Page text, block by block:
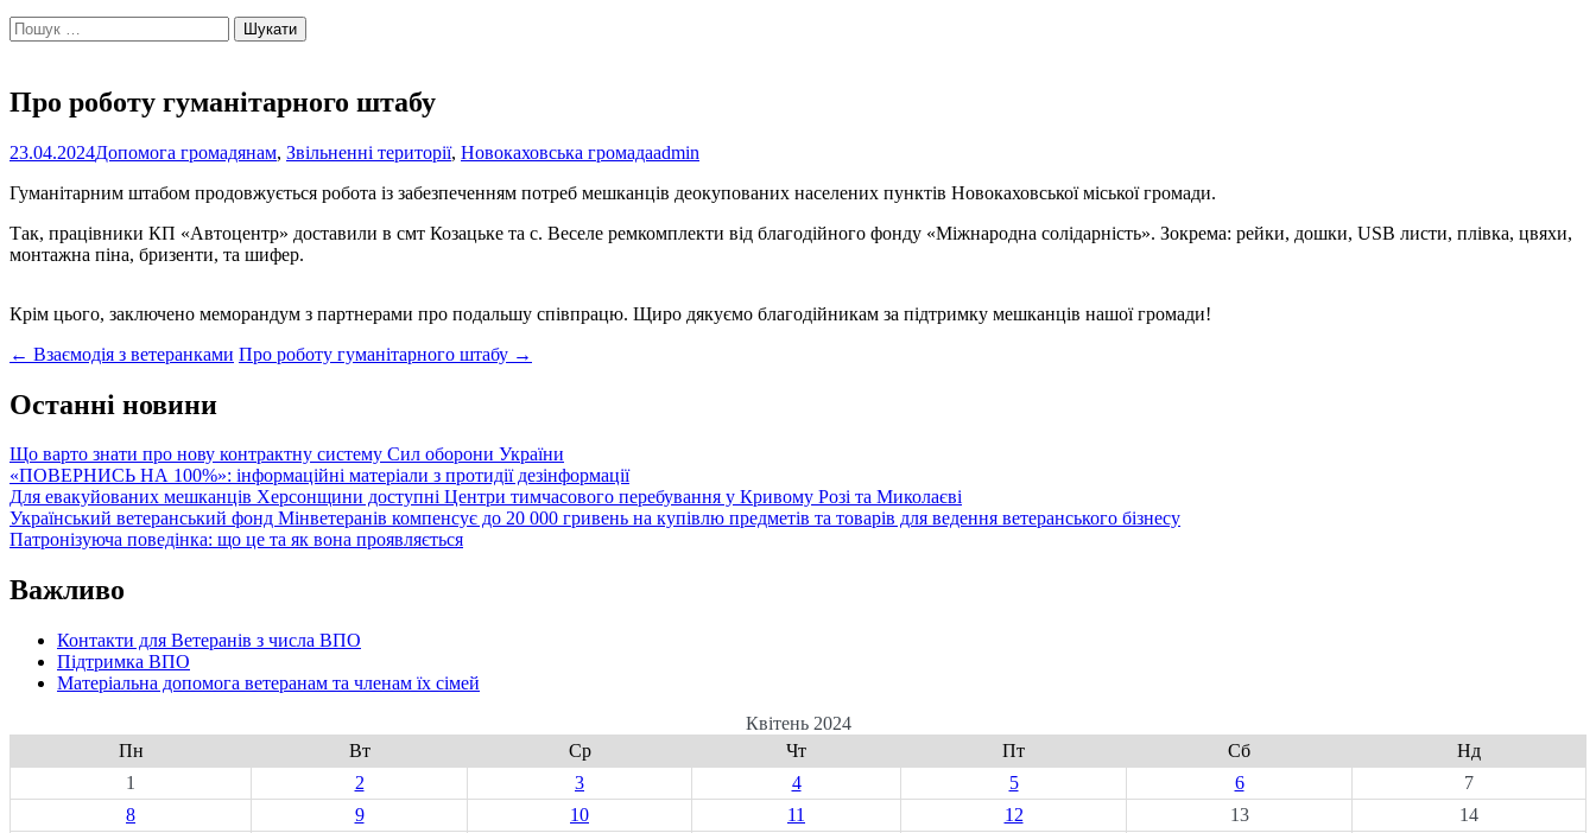
Пошук:
Про роботу гуманітарного штабу
23.04.2024Допомога громадянам, Звільненні території, Новокаховська громадаadmin
Гуманітарним штабом продовжується робота із забезпеченням потреб мешканців деокупованих населених пунктів Новокаховської міської громади.
Так, працівники КП «Автоцентр» доставили в смт Козацьке та с. Веселе ремкомплекти від благодійного фонду «Міжнародна солідарність». Зокрема: рейки, дошки, USB листи, плівка, цвяхи,
монтажна піна, бризенти, та шифер.
Крім цього, заключено меморандум з партнерами про подальшу співпрацю. Щиро дякуємо благодійникам за підтримку мешканців нашої громади!
Post
navigation
← Взаємодія з ветеранками Про роботу гуманітарного штабу →
Останні новини
Що варто знати про нову контрактну систему Сил оборони України
«ПОВЕРНИСЬ НА 100%»: інформаційні матеріали з протидії дезінформації
Для евакуйованих мешканців Херсонщини доступні Центри тимчасового перебування у Кривому Розі та Миколаєві
Український ветеранський фонд Мінветеранів компенсує до 20 000 гривень на купівлю предметів та товарів для ведення ветеранського бізнесу
Патронізуюча поведінка: що це та як вона проявляється
Важливо
Контакти для Ветеранів з числа ВПО
Підтримка ВПО
Матеріальна допомога ветеранам та членам їх сімей
Квітень 2024
Пн
Вт Ср Чт Пт Сб
Нд
1
2 3 4 5 6
7
8
9 10 11 12 13
14